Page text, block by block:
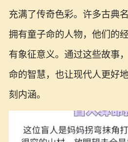
充满了传奇色彩。许多古典
拥有童子命的人物，他们的
有象征意义。通过这些故事
命的智慧，也让现代人更好
刻内涵。